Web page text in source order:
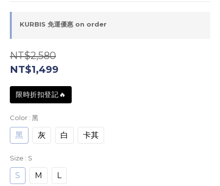
KURBIS 免運優惠 on order
NT$2,580
NT$1,499
限時折扣登記🔥
Color : 黑
黑 灰 白 卡其
Size : S
S M L